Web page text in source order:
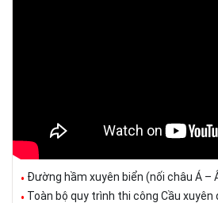
Đường hầm xuyên biển (nối châu Á –
Toàn bộ quy trình thi công Cầu xuyên